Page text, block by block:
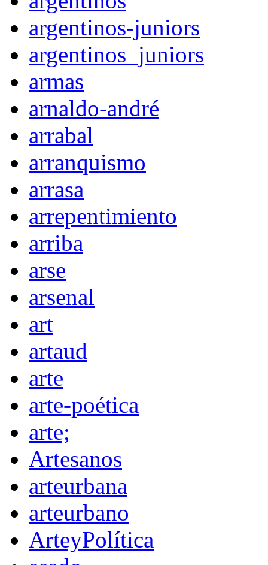
argentinos-juniors
argentinos_juniors
armas
arnaldo-andré
arrabal
arranquismo
arrasa
arrepentimiento
arriba
arse
arsenal
art
artaud
arte
arte-poética
arte;
Artesanos
arteurbana
arteurbano
ArteyPolítica